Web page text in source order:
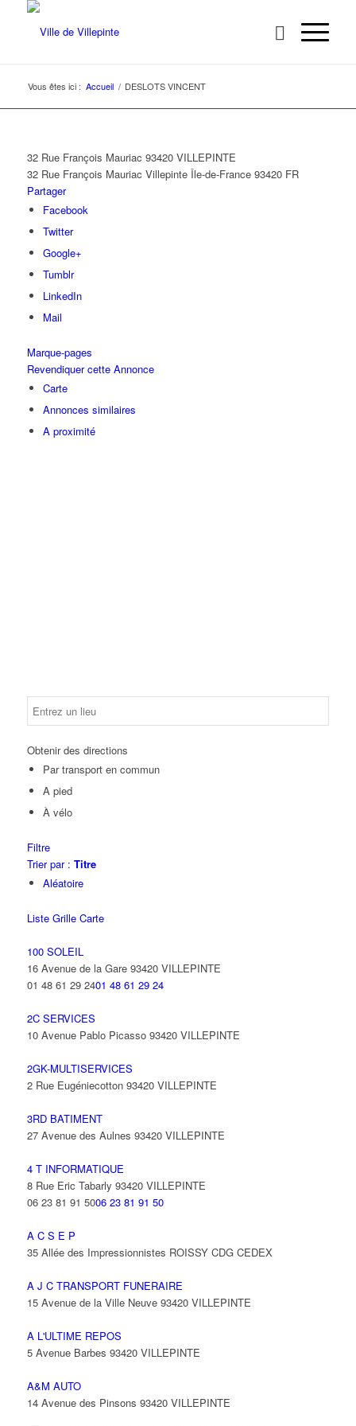
Vous êtes ici : Accueil / DESLOTS VINCENT
32 Rue François Mauriac 93420 VILLEPINTE
32 Rue François Mauriac Villepinte Île-de-France 93420 FR
Partager
Facebook
Twitter
Google+
Tumblr
LinkedIn
Mail
Marque-pages
Revendiquer cette Annonce
Carte
Annonces similaires
A proximité
Obtenir des directions
Par transport en commun
A pied
À vélo
Filtre
Trier par : Titre
Aléatoire
Liste Grille Carte
100 SOLEIL
16 Avenue de la Gare 93420 VILLEPINTE
01 48 61 29 2401 48 61 29 24
2C SERVICES
10 Avenue Pablo Picasso 93420 VILLEPINTE
2GK-MULTISERVICES
2 Rue Eugéniecotton 93420 VILLEPINTE
3RD BATIMENT
27 Avenue des Aulnes 93420 VILLEPINTE
4 T INFORMATIQUE
8 Rue Eric Tabarly 93420 VILLEPINTE
06 23 81 91 5006 23 81 91 50
A C S E P
35 Allée des Impressionnistes ROISSY CDG CEDEX
A J C TRANSPORT FUNERAIRE
15 Avenue de la Ville Neuve 93420 VILLEPINTE
A L'ULTIME REPOS
5 Avenue Barbes 93420 VILLEPINTE
A&M AUTO
14 Avenue des Pinsons 93420 VILLEPINTE